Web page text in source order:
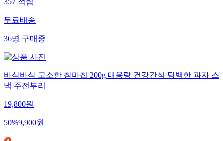
357적립
무료배송
36명구매중
바삭바삭 고소한 참마칩 200g 대용량 건강간식 담백한 과자 스
낵 주전부리
19,800원
50%9,900원